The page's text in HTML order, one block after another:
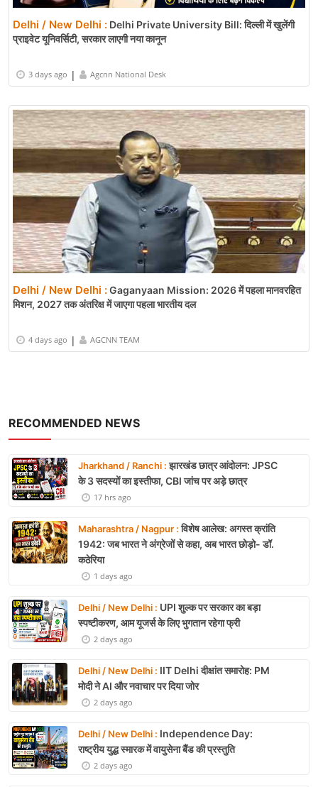
RECOMMENDED NEWS
Jharkhand / Ranchi :झारखंड छात्र आंदोलन: JPSC
के 3 सदस्यों का इस्तीफा, CBI जांच पर अड़े छात्र
17 hrs ago
Maharashtra / Nagpur :विशेष आलेख: अगस्त क्रांति
1942: जब भारत ने अंग्रेजों से कहा, अब भारत छोड़ो- डॉ.
कठेरिया
1 days ago
Delhi / New Delhi : UPI शुल्क पर सरकार का बड़ा
स्पष्टीकरण, आम यूजर्स के लिए भुगतान रहेगा फ्री
2 days ago
Delhi / New Delhi : IIT Delhi दीक्षांत समारोह: PM
मोदी ने AI और नवाचार पर दिया जोर
2 days ago
Delhi / New Delhi : Independence Day:
राष्ट्रीय युद्ध स्मारक में वायुसेना बैंड की प्रस्तुति
2 days ago
Delhi / New Delhi : Delhi Private University Bill: दिल्ली में खुलेंगी
प्राइवेट यूनिवर्सिटी, सरकार लाएगी नया कानून
3 days ago | Agcnn National Desk
Delhi / New Delhi :Gaganyaan Mission: 2026 में पहला मानवरहित
मिशन, 2027 तक अंतरिक्ष में जाएगा पहला भारतीय दल
4 days ago | AGCNN TEAM